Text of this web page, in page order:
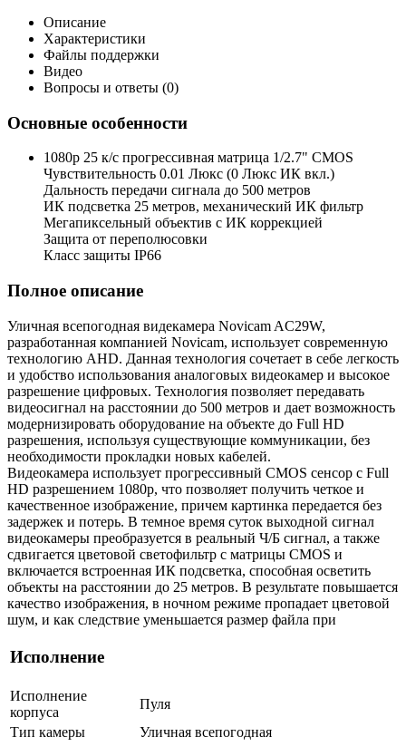
Описание
Характеристики
Файлы поддержки
Видео
Вопросы и ответы (0)
Основные особенности
1080p 25 к/с прогрессивная матрица 1/2.7" CMOS
Чувствительность 0.01 Люкс (0 Люкс ИК вкл.)
Дальность передачи сигнала до 500 метров
ИК подсветка 25 метров, механический ИК фильтр
Мегапиксельный объектив с ИК коррекцией
Защита от переполюсовки
Класс защиты IP66
Полное описание
Уличная всепогодная видекамера Novicam AC29W,
разработанная компанией Novicam, использует современную
технологию AHD. Данная технология сочетает в себе легкость
и удобство использования аналоговых видеокамер и высокое
разрешение цифровых. Технология позволяет передавать
видеосигнал на расстоянии до 500 метров и дает возможность
модернизировать оборудование на объекте до Full HD
разрешения, используя существующие коммуникации, без
необходимости прокладки новых кабелей.
Видеокамера использует прогрессивный CMOS сенсор с Full
HD разрешением 1080p, что позволяет получить четкое и
качественное изображение, причем картинка передается без
задержек и потерь. В темное время суток выходной сигнал
видеокамеры преобразуется в реальный Ч/Б сигнал, а также
сдвигается цветовой светофильтр с матрицы CMOS и
включается встроенная ИК подсветка, способная осветить
объекты на расстоянии до 25 метров. В результате повышается
качество изображения, в ночном режиме пропадает цветовой
шум, и как следствие уменьшается размер файла при
Исполнение
Исполнение
корпуса
Пуля
Тип камеры
Уличная всепогодная